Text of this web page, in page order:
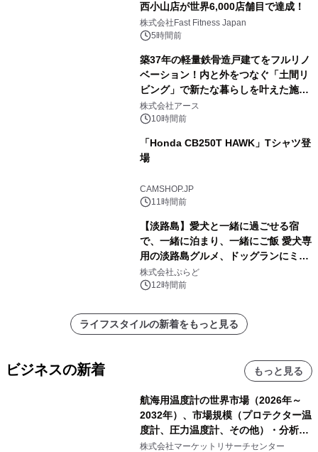
西小山店が世界6,000店舗目で達成！
株式会社Fast Fitness Japan
5時間前
築37年の軽量鉄骨造戸建てをフルリノ
ベーション！内と外をつなぐ「土間リ
ビング」で新たな暮らしを叶えた施工
事例を株式会社アースが公開
株式会社アース
10時間前
「Honda CB250T HAWK」Tシャツ登
場
CAMSHOP.JP
11時間前
【淡路島】愛犬と一緒に過ごせる宿
で、一緒に泊まり、一緒にご飯 愛犬専
用の淡路島グルメ、ドッグランにミニ
プール グランピングとトレーラーハウ
スの2施設で
株式会社ぷらど
12時間前
ライフスタイルの新着をもっと見る
ビジネスの新着 もっと見る
航海用温度計の世界市場（2026年～
2032年）、市場規模（プロテクター温
度計、圧力温度計、その他）・分析レ
ポートを発表
株式会社マーケットリサーチセンター